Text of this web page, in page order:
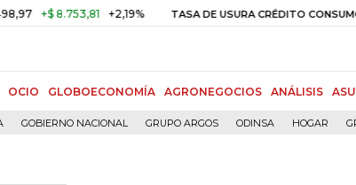
8.753,81 +2,19% TASA DE USURA CRÉDITO CONSUMO
OCIO GLOBOECONOMÍA AGRONEGOCIOS ANÁLISIS
GOBIERNO NACIONAL GRUPO ARGOS ODINSA HOGAR